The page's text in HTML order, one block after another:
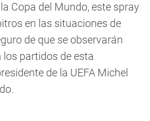
Copa del Mundo, este spray
en las situaciones de
de que se observarán
partidos de esta
de la UEFA Michel